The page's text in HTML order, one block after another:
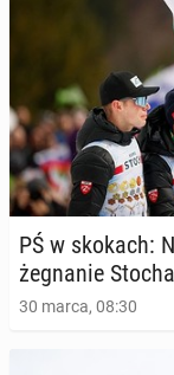
PŚ w skokach:
że­gna­nie Stocha
30 marca, 08:30